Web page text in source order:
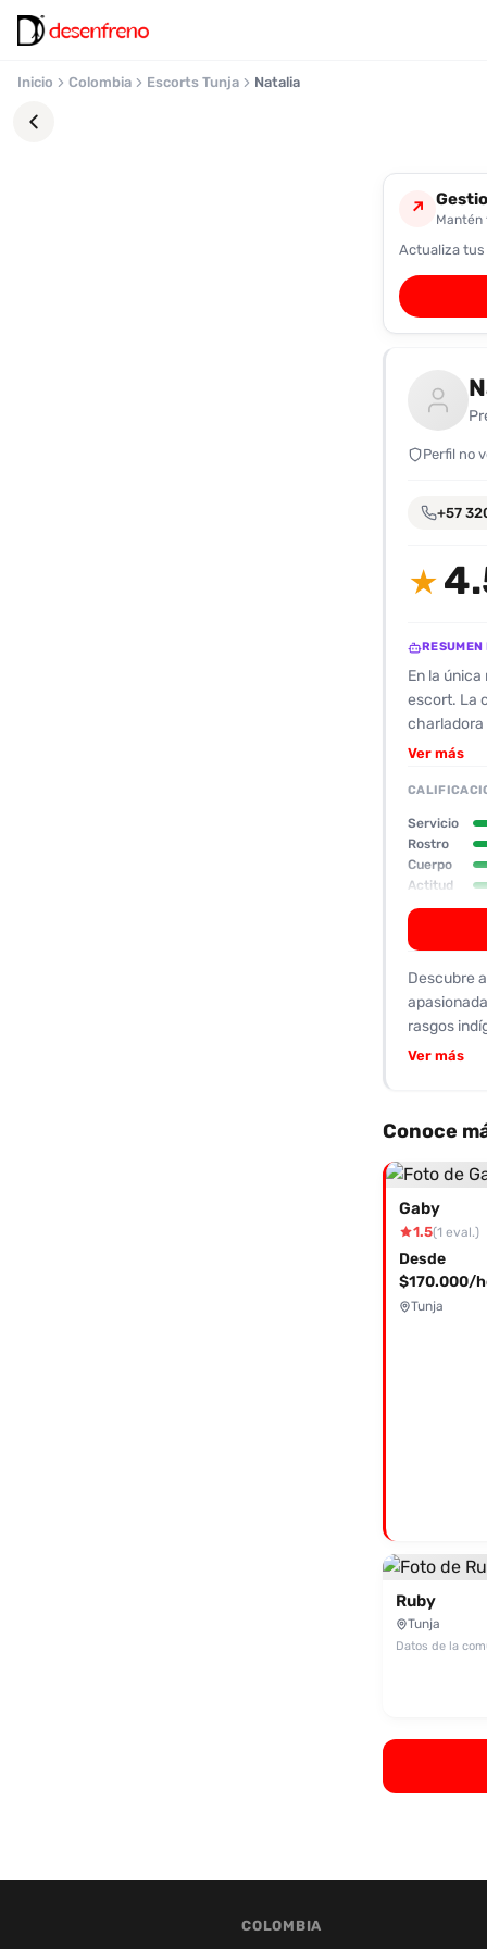
Inicio Colombia Escorts Tunja Natalia
↗
Mantén
Actualiza tus
Perfil no
+57
★
RESUMEN
En la
escort. La
charladora
dinámico y
vestimenta
ofrece
el interior.
inicial,
parece de
que
Ver más
Servicio
Rostro
Cuerpo
Actitud
Descubre
rasgos
que van
cliente
explorar
servicios
contacta a
¡La
Ver más
Conoce
Gaby
1.5(1 eval.)
Desde
$170.000/
Tunja
Ruby
Tunja
Datos de la
COLOMBIA